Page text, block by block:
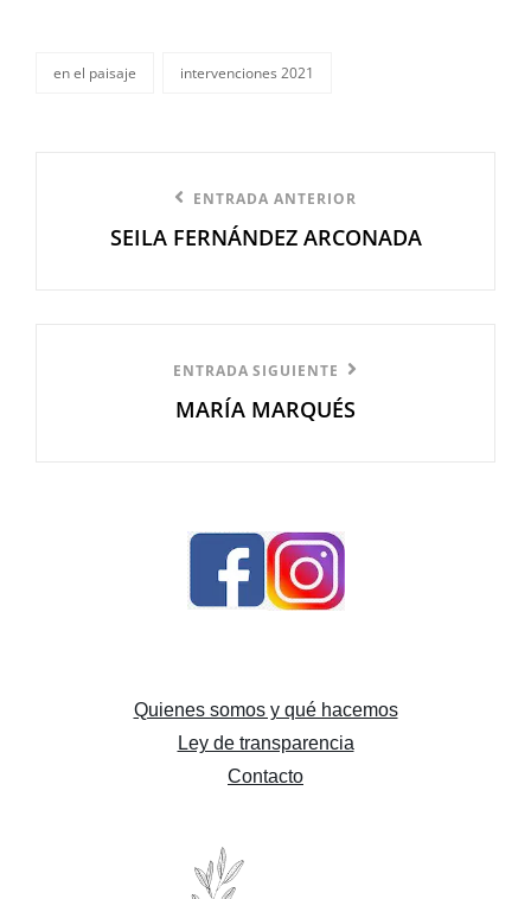
categorías
en el paisaje intervenciones 2021
anterior
ENTRADA ANTERIOR
SEILA FERNÁNDEZ ARCONADA
ENTRADA SIGUIENTE
MARÍA MARQUÉS
Quienes somos y qué hacemos
Ley de transparencia
Contacto